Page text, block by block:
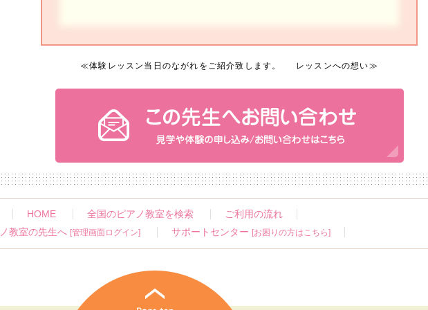
≪体験レッスン当日のながれをご紹介致します。 レッスンへの想い≫
HOME 全国のピアノ教室を検索
ご利用の流れ
教室の先生へ [管理画面ログイン] サポートセンター [お困りの方はこちら]